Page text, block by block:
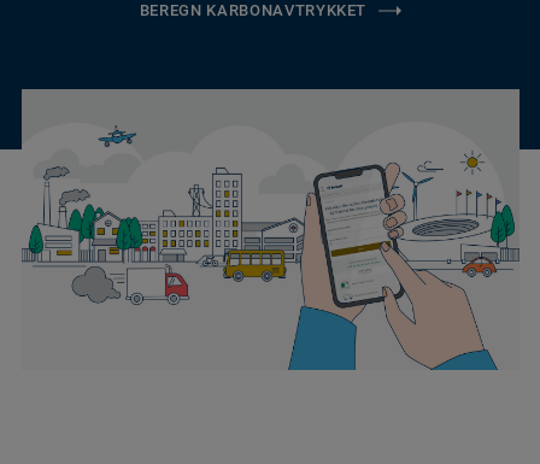
BEREGN KARBONAVTRYKKET